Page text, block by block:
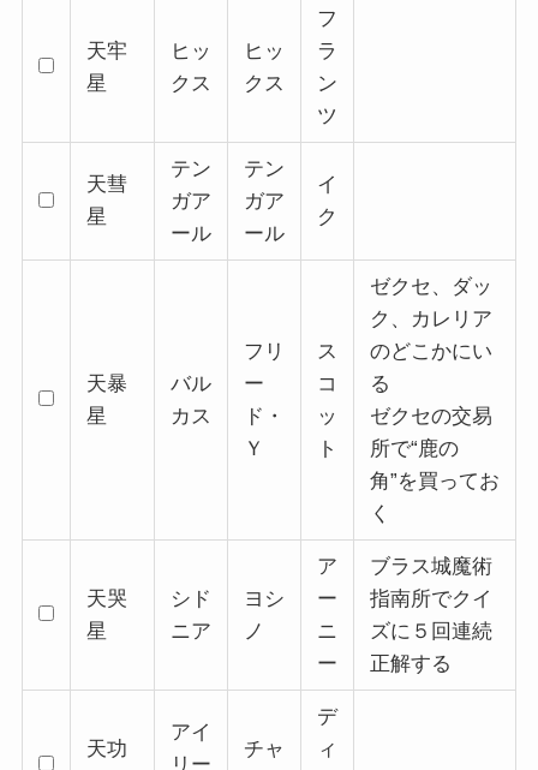
天牢
星
ヒッ
クス
ヒッ
クス
フ
ラ
ン
ツ
天彗
星
テン
ガア
ール
テン
ガア
ール
イ
ク
天暴
星
バル
カス
フリ
ー
ド・
Ｙ
ス
コ
ッ
ト
ゼクセ、ダッ
ク、カレリア
のどこかにい
る
ゼクセの交易
所で“鹿の
角”を買ってお
く
天哭
星
シド
ニア
ヨシ
ノ
ア
ー
ニ
ー
ブラス城魔術
指南所でクイ
ズに５回連続
正解する
天功
アイ
リー
チャ
デ
ィ